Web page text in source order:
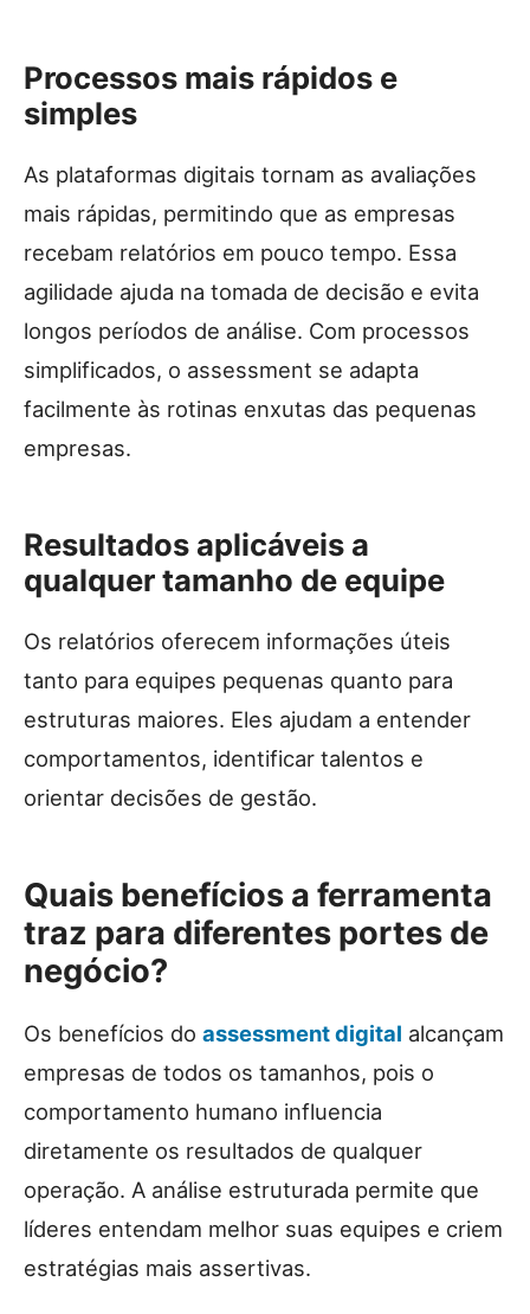
Processos mais rápidos e
simples
As plataformas digitais tornam as avaliações
mais rápidas, permitindo que as empresas
recebam relatórios em pouco tempo. Essa
agilidade ajuda na tomada de decisão e evita
longos períodos de análise. Com processos
simplificados, o assessment se adapta
facilmente às rotinas enxutas das pequenas
empresas.
Resultados aplicáveis a
qualquer tamanho de equipe
Os relatórios oferecem informações úteis
tanto para equipes pequenas quanto para
estruturas maiores. Eles ajudam a entender
comportamentos, identificar talentos e
orientar decisões de gestão.
Quais benefícios a ferramenta
traz para diferentes portes de
negócio?
Os benefícios do assessment digital alcançam
empresas de todos os tamanhos, pois o
comportamento humano influencia
diretamente os resultados de qualquer
operação. A análise estruturada permite que
líderes entendam melhor suas equipes e criem
estratégias mais assertivas.